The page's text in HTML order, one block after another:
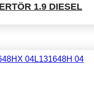
1.9 DIESEL